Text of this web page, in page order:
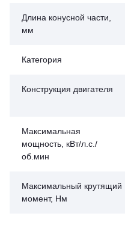
Длина конусной части,
мм
Категория
Конструкция двигателя
Максимальная
мощность, кВт/л.с./
об.мин
Максимальный крутящий
момент, Нм